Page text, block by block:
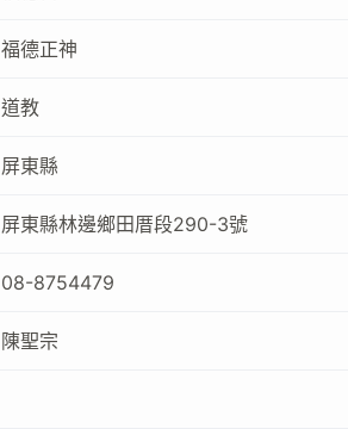
福德正神
道教
屏東縣
屏東縣林邊鄉田厝段290-3號
08-8754479
陳聖宗